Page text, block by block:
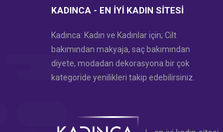
KADINCA - EN İYI KADIN SITESI
Kadınca: Kadın ve Kadınlar için; Cilt
bakımından makyaja, saç bakımından
diyete, modadan dekorasyona bir çok
kategoride yenilikleri takip edebilirsiniz.